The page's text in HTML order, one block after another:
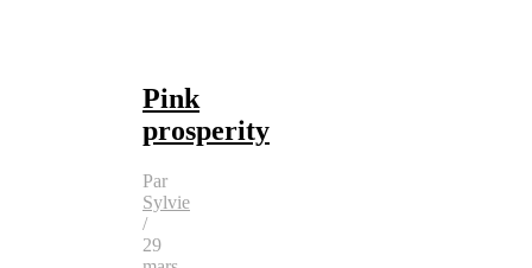
Pink
prosperity
Par
Sylvie
/
29